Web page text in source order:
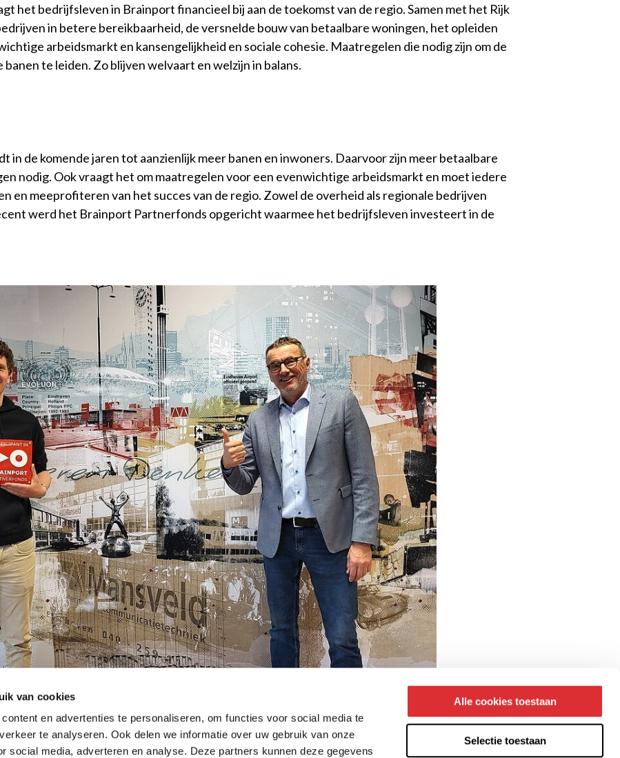
van cookies
en advertenties te personaliseren, om functies voor social media te
te analyseren. Ook delen we informatie over uw gebruik van onze
social media, adverteren en analyse. Deze partners kunnen deze gegevens
Alle cookies toestaan
Selectie toestaan
het bedrijfsleven in Brainport financieel bij aan de toekomst van de regio. Samen met het Rijk
in betere bereikbaarheid, de versnelde bouw van betaalbare woningen, het opleiden
arbeidsmarkt en kansengelijkheid en sociale cohesie. Maatregelen die nodig zijn om de
te leiden. Zo blijven welvaart en welzijn in balans.
in de komende jaren tot aanzienlijk meer banen en inwoners. Daarvoor zijn meer betaalbare
nodig. Ook vraagt het om maatregelen voor een evenwichtige arbeidsmarkt en moet iedere
en meeprofiteren van het succes van de regio. Zowel de overheid als regionale bedrijven
werd het Brainport Partnerfonds opgericht waarmee het bedrijfsleven investeert in de